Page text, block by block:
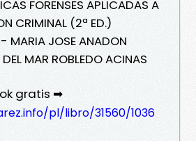
FORENSES APLICADAS A
CRIMINAL (2ª ED.)
JOSE ANADON
MAR ROBLEDO ACINAS
gratis ➡
pl/libro/31560/1036